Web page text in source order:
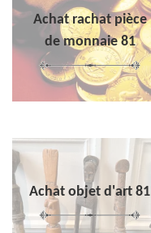
Achat rachat pièce
de monnaie 81
Achat objet d'art 81